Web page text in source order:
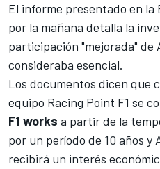
El informe presentado en la
por la mañana detalla la
participación "mejorada" de
consideraba esencial.
Los documentos dicen que
equipo Racing Point F1 se
F1 works a partir de la
por un período de 10 años y
recibirá un interés